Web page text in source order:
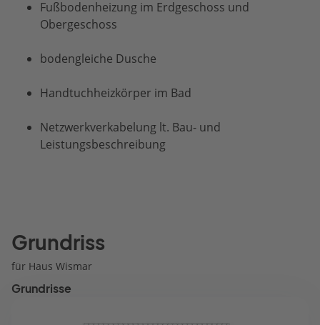
Fußbodenheizung im Erdgeschoss und
Obergeschoss
bodengleiche Dusche
Handtuchheizkörper im Bad
Netzwerkverkabelung lt. Bau- und
Leistungsbeschreibung
Grundriss
für Haus Wismar
Grundrisse